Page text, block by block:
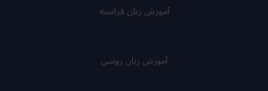
آموزش زبان فرانسه
آموزش زبان روسی